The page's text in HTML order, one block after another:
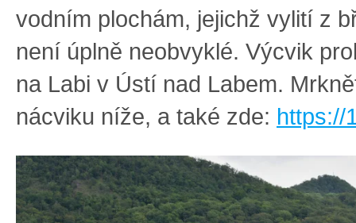
vodním plochám, jejichž vylití z
není úplně neobvyklé. Výcvik
na Labi v Ústí nad Labem.
nácviku níže, a také zde: https://